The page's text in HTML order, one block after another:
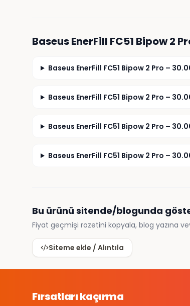
Baseus EnerFill FC51 Bipow 2
Baseus EnerFill FC51 Bipow 2 Pro –
Baseus EnerFill FC51 Bipow 2 Pro –
Baseus EnerFill FC51 Bipow 2 Pro –
Baseus EnerFill FC51 Bipow 2 Pro –
Bu ürünü sitende/blogunda
Fiyat geçmişi rozetini kopyala, blog yazına
Siteme ekle / Alıntıla
Fırsatları kaçırma